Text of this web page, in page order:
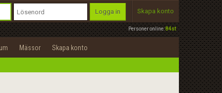
Personer online:84st
Logga in Skapa konto
Mässor Skapa konto